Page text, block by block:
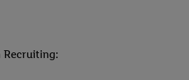
Recruiting: